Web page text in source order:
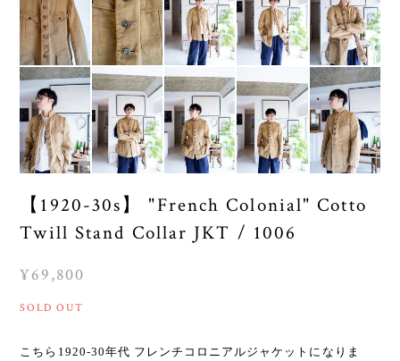
【1920-30s】 "French Colonial" Cotto
Twill Stand Collar JKT / 1006
¥69,800
SOLD OUT
こちら1920-30年代 フレンチコロニアルジャケットになりま